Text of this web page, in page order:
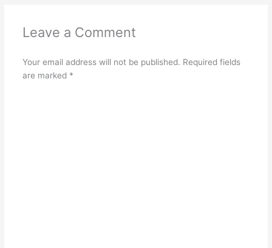
Leave a Comment
Your email address will not be published. Required fields
are marked *